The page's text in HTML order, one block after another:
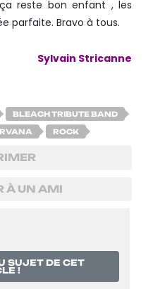
reste bon enfant , les
parfaite. Bravo à tous.
Sylvain Stricanne
BLEACH TRIBUTE BAND
ROCK
À UN AMI
SUJET DE CET
!